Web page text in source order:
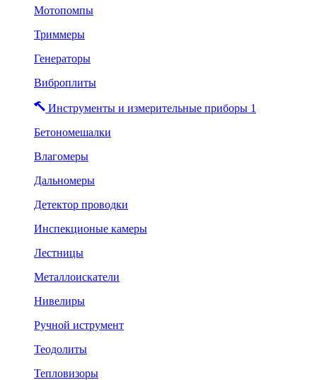
Мотопомпы
Триммеры
Генераторы
Виброплиты
Инструменты и измерительные приборы 1
Бетономешалки
Влагомеры
Дальномеры
Детектор проводки
Инспекционые камеры
Лестницы
Металлоискатели
Нивелиры
Ручной иструмент
Теодолиты
Тепловизоры